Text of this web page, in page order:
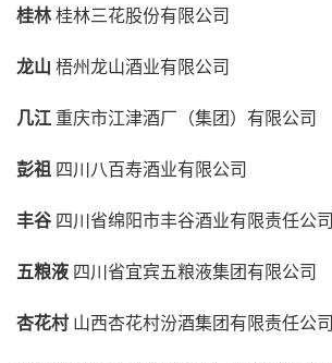
桂林桂林三花股份有限公司
龙山 梧州龙山酒业有限公司
几江 重庆市江津酒厂（集团）有限公司
彭祖 四川八百寿酒业有限公司
丰谷 四川省绵阳市丰谷酒业有限责任公司
五粮液 四川省宜宾五粮液集团有限公司
杏花村 山西杏花村汾酒集团有限责任公司